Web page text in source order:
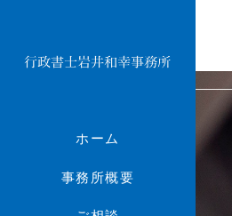
ホーム
事務所概要